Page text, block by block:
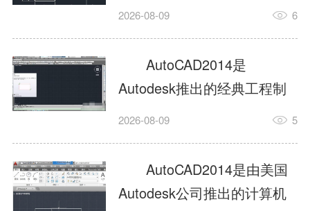
协同设计交流模块，优化命
令行智能纠错与图层批量管
理，支持Win8触屏操作、点
云扫描数据导入，兼容各类
DWG图纸格式，文件互通...
CAD制图设计软件，是工程
绘图工具。软件专注精准二
维绘图、图纸编辑、参数化
设计及基础三维建模，广泛
应用于建筑设计、机械制
造、土木工程、室内设计等
多个行业。软件优化绘图流
畅度与文件兼容性，支持参
2026-08-09 6
AutoCAD2014是
Autodesk推出的经典工程制
图设计软件，主打高效精准
建模作业，适配建筑、机
械、市政、室内设计等多行
业场景。软件优化运行机制
2026-08-09 5
AutoCAD2014是由美国
Autodesk公司推出的计算机